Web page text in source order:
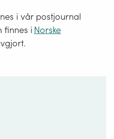
i vår postjournal
finnes i Norske